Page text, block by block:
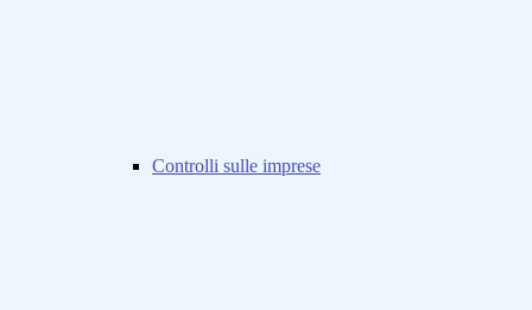
Controlli sulle imprese